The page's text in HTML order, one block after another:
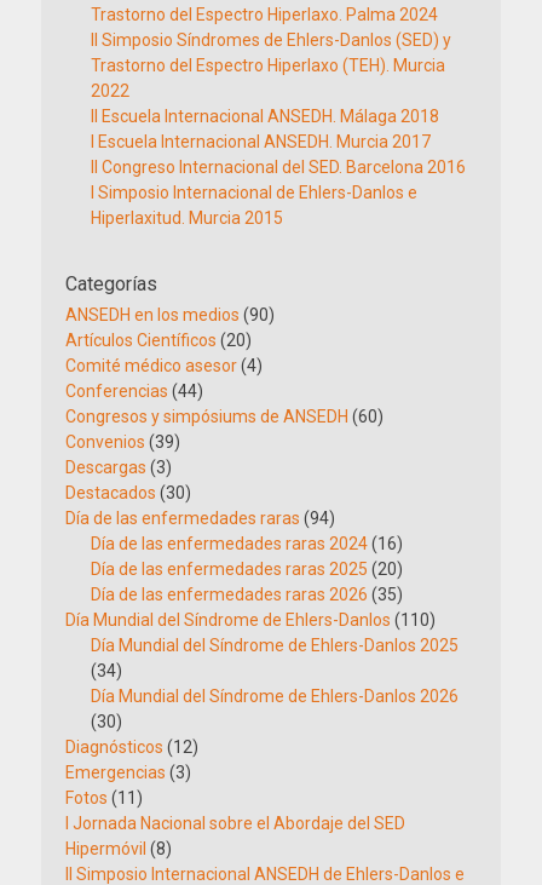
Trastorno del Espectro Hiperlaxo. Palma 2024
II Simposio Síndromes de Ehlers-Danlos (SED) y
Trastorno del Espectro Hiperlaxo (TEH). Murcia
2022
II Escuela Internacional ANSEDH. Málaga 2018
I Escuela Internacional ANSEDH. Murcia 2017
II Congreso Internacional del SED. Barcelona 2016
I Simposio Internacional de Ehlers-Danlos e
Hiperlaxitud. Murcia 2015
Categorías
ANSEDH en los medios (90)
Artículos Científicos (20)
Comité médico asesor(4)
Conferencias (44)
Congresos y simpósiums de ANSEDH (60)
Convenios (39)
Descargas (3)
Destacados (30)
Día de las enfermedades raras (94)
Día de las enfermedades raras 2024(16)
Día de las enfermedades raras 2025 (20)
Día de las enfermedades raras 2026 (35)
Día Mundial del Síndrome de Ehlers-Danlos (110)
Día Mundial del Síndrome de Ehlers-Danlos 2025
(34)
Día Mundial del Síndrome de Ehlers-Danlos 2026
(30)
Diagnósticos (12)
Emergencias (3)
Fotos (11)
I Jornada Nacional sobre el Abordaje del SED
Hipermóvil (8)
II Simposio Internacional ANSEDH de Ehlers-Danlos e